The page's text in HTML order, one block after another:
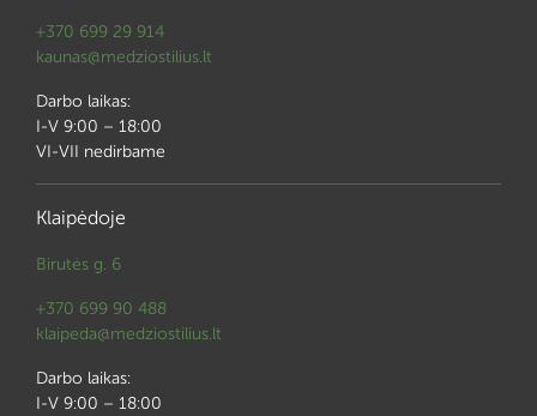
+370 699 29 914
kaunas@medziostilius.lt
Darbo laikas:
I-V 9:00 – 18:00
VI-VII nedirbame
Klaipėdoje
Birutės g. 6
+370 699 90 488
klaipeda@medziostilius.lt
Darbo laikas:
I-V 9:00 – 18:00